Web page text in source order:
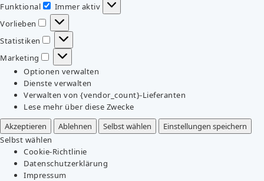
Funktional
Funktional
Immer aktiv
Vorlieben
Vorlieben
Statistiken
Statistiken
Marketing
Marketing
Optionen verwalten
Dienste verwalten
Verwalten von {vendor_count}-Lieferanten
Lese mehr über diese Zwecke
Akzeptieren
Ablehnen Selbst wählen
Einstellungen speichern
Selbst wählen
Cookie-Richtlinie
Datenschutzerklärung
Impressum